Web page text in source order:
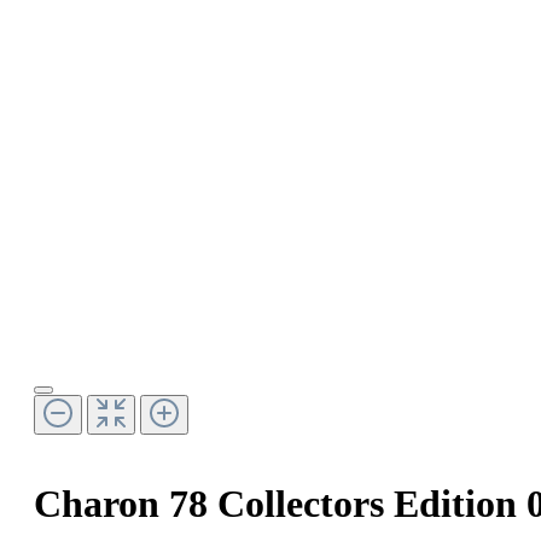
Charon 78 Collectors Edition